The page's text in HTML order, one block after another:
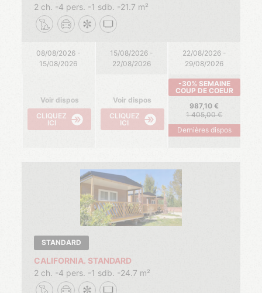
2 ch.
4 pers. 1 sdb. 21.7 m²
08/08/2026 -
15/08/2026
15/08/2026 -
22/08/2026
22/08/2026 -
29/08/2026
Voir dispos
CLIQUEZ
ICI
Voir dispos
CLIQUEZ
ICI
-30% SEMAINE
COUP DE COEUR
987,10
1 405,00
Dernières dispos
STANDARD
CALIFORNIA. STANDARD
2 ch.
4 pers. 1 sdb. 24.7 m²